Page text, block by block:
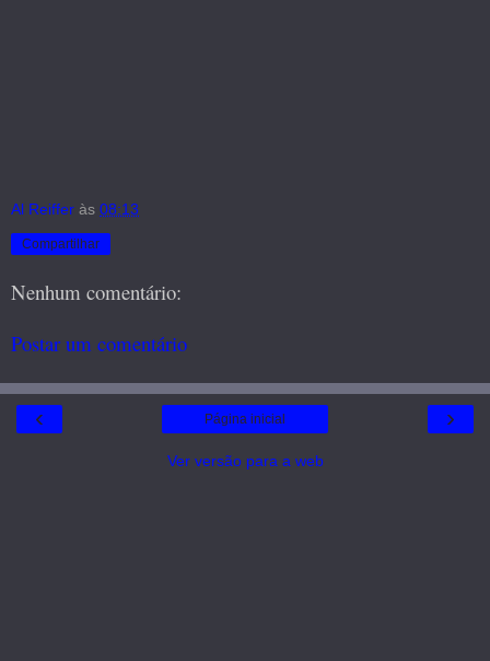
Al Reiffer às 08:13
Compartilhar
Nenhum comentário:
Postar um comentário
‹ ›
Página inicial
Ver versão para a web